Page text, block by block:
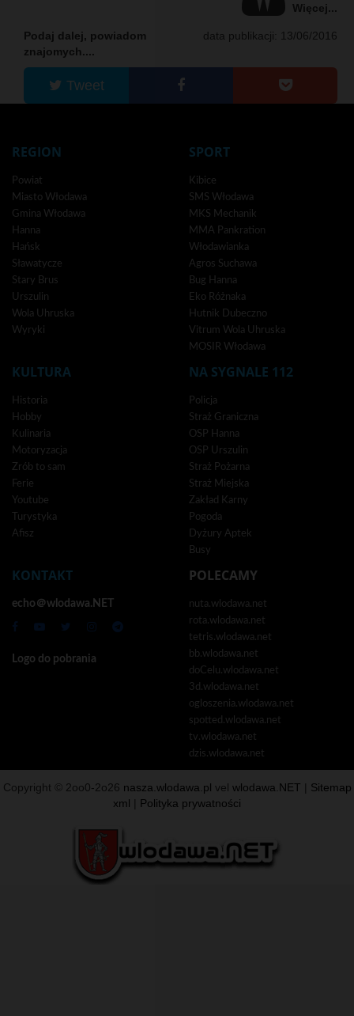
Więcej...
data publikacji: 13/06/2016
Podaj dalej, powiadom
znajomych....
Tweet
REGION
Powiat
Miasto Włodawa
Gmina Włodawa
Hanna
Hańsk
Sławatycze
Stary Brus
Urszulin
Wola Uhruska
Wyryki
SPORT
Kibice
SMS Włodawa
MKS Mechanik
MMA Pankration
Włodawianka
Agros Suchawa
Bug Hanna
Eko Różnaka
Hutnik Dubeczno
Vitrum Wola Uhruska
MOSIR Włodawa
KULTURA
Historia
Hobby
Kulinaria
Motoryzacja
Zrób to sam
Ferie
Youtube
Turystyka
Afisz
NA SYGNALE 112
Policja
Straż Graniczna
OSP Hanna
OSP Urszulin
Straż Pożarna
Straż Miejska
Zakład Karny
Pogoda
Dyżury Aptek
Busy
KONTAKT
echo＠wlodawa.NET
Logo do pobrania
POLECAMY
nuta.wlodawa.net
rota.wlodawa.net
tetris.wlodawa.net
bb.wlodawa.net
doCelu.wlodawa.net
3d.wlodawa.net
ogloszenia.wlodawa.net
spotted.wlodawa.net
tv.wlodawa.net
dzis.wlodawa.net
Copyright © 2oo0-2o26 nasza.wlodawa.pl vel wlodawa.NET
Sitemap
xml
Polityka prywatności